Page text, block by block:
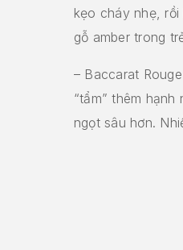
kẹo cháy nhẹ,
gỗ amber trong
– Baccarat
“tẩm” thêm
ngọt sâu hơn.